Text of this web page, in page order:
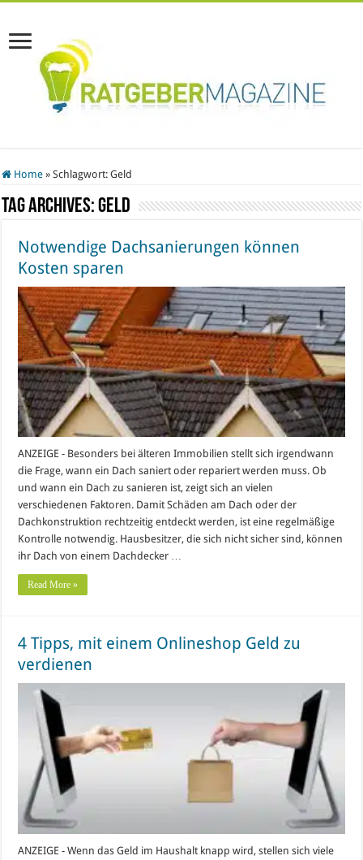
Home » Schlagwort:Geld
Tag Archives:Geld
Notwendige Dachsanierungen können
Kosten sparen
ANZEIGE - Besonders bei älteren Immobilien stellt sich irgendwann
die Frage, wann ein Dach saniert oder repariert werden muss. Ob
und wann ein Dach zu sanieren ist, zeigt sich an vielen
verschiedenen Faktoren. Damit Schäden am Dach oder der
Dachkonstruktion rechtzeitig entdeckt werden, ist eine regelmäßige
Kontrolle notwendig. Hausbesitzer, die sich nicht sicher sind, können
ihr Dach von einem Dachdecker …
Read More »
4 Tipps, mit einem Onlineshop Geld zu
verdienen
ANZEIGE - Wenn das Geld im Haushalt knapp wird, stellen sich viele